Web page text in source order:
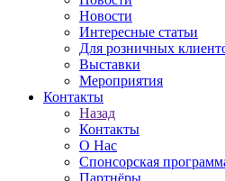
Новости
Интересные статьи
Для розничных
Выставки
Мероприятия
Контакты
Назад
Контакты
О Нас
Спонсорская
Партнёры